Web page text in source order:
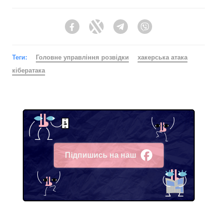
FacebookTwitter Telegram
Теги: Головне управління розвідки
хакерська атака
кібератака
Підпишись на наш
Facebook